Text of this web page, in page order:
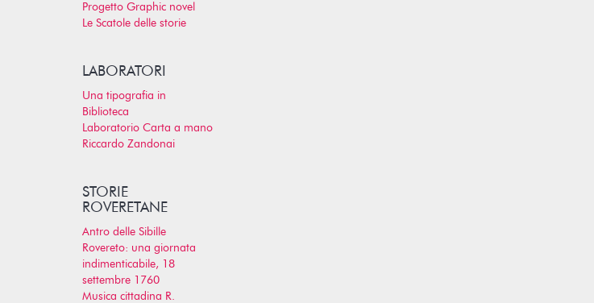
Progetto Graphic novel
Le Scatole delle storie
LABORATORI
Una tipografia in
Biblioteca
Laboratorio Carta a mano
Riccardo Zandonai
STORIE
ROVERETANE
Antro delle Sibille
Rovereto: una giornata
indimenticabile, 18
settembre 1760
Musica cittadina R.